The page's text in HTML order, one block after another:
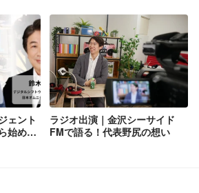
ェント
始める
ラジオ出演｜金沢シーサイド
FMで語る！代表野尻の想い